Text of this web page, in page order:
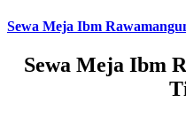
Sewa Meja Ibm
Sewa Meja Ibm